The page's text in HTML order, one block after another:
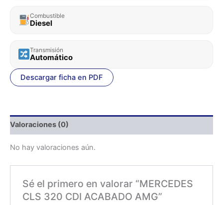
Combustible
Diesel
Transmisión
Automático
Descargar ficha en PDF
Valoraciones (0)
No hay valoraciones aún.
Sé el primero en valorar “MERCEDES
CLS 320 CDI ACABADO AMG”